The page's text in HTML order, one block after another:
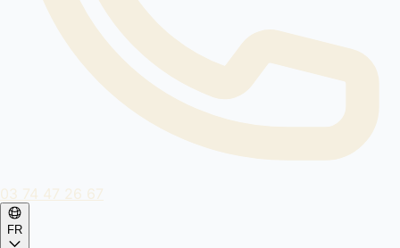
03 74 47 26 67
FR